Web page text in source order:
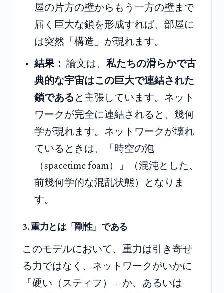
屋の片方の壁からもう一方の壁まで
届く巨大な鎖を形成すれば、部屋に
は突然「構造」が現れます。
結果： 論文は、 私たちの滑らかで古
典的な宇宙はこの巨大で連結された
鎖である と主張しています。ネット
ワークが完全に連結されると、幾何
学が現れます。ネットワークが壊れ
ているときは、「時空の泡
（spacetime foam）」（混沌とした、
前幾何学的な混乱状態）となりま
す。
3. 重力とは「剛性」である
このモデルにおいて、重力は引き寄せ
る力ではなく、ネットワークがいかに
「硬い（スティフ）」か、あるいは